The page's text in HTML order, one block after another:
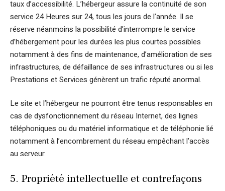
taux d’accessibilité. L’hébergeur assure la continuité de son
service 24 Heures sur 24, tous les jours de l’année. Il se
réserve néanmoins la possibilité d’interrompre le service
d’hébergement pour les durées les plus courtes possibles
notamment à des fins de maintenance, d’amélioration de ses
infrastructures, de défaillance de ses infrastructures ou si les
Prestations et Services génèrent un trafic réputé anormal.
Le site et l’hébergeur ne pourront être tenus responsables en
cas de dysfonctionnement du réseau Internet, des lignes
téléphoniques ou du matériel informatique et de téléphonie lié
notamment à l’encombrement du réseau empêchant l’accès
au serveur.
5. Propriété intellectuelle et contrefaçons